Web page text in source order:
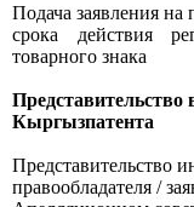
Подача заявления на
срока действия
товарного знака
Представительство
Кыргызпатента
Представительство
правообладателя /